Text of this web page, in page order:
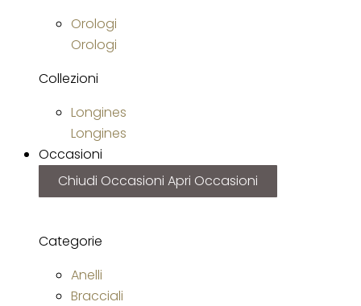
Orologi
Orologi
Collezioni
Longines
Longines
Occasioni
Chiudi Occasioni Apri Occasioni
Categorie
Anelli
Bracciali